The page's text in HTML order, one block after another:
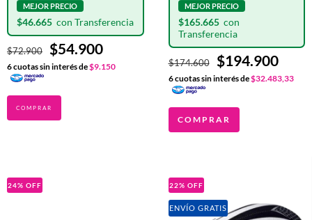
$72.900 $54.900
$46.665
6cuotas sin interés de$9.150 $174.600 $194.900
$165.665
6cuotas sin interés de$32.483,33
COMPRAR
24% OFF 22% OFF
ENVÍO GRATIS